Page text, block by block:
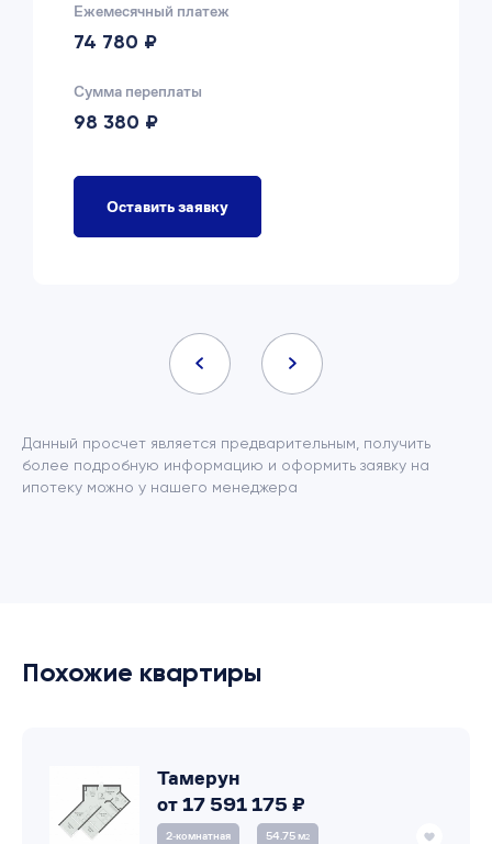
Ежемесячный платеж
74 780 ₽
Сумма переплаты
98 380 ₽
Оставить заявку
Данный просчет является предварительным, получить
более подробную информацию и оформить заявку на
ипотеку можно у нашего менеджера
Похожие квартиры
Тамерун
от 17 591 175 ₽
2‑комнатная 54.75 м2